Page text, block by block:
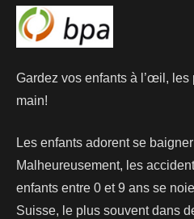
Gardez vos enfants à l’œil, les
main!
Les enfants adorent se
Malheureusement, les
enfants entre 0 et 9 ans se
Suisse, le plus souvent dans